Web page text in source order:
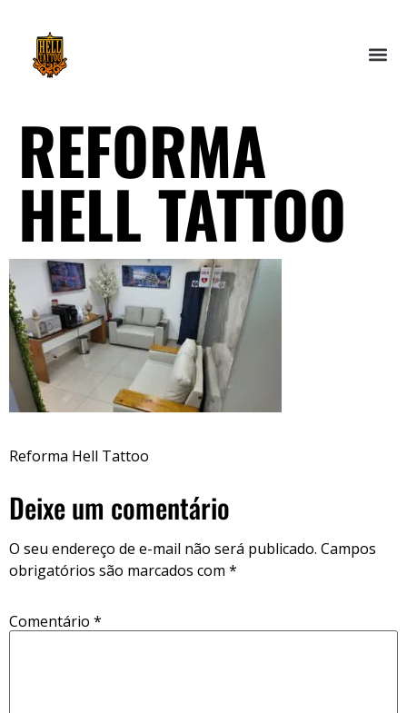
REFORMA
HELL TATTOO
Reforma Hell Tattoo
Deixe um comentário
O seu endereço de e-mail não será publicado. Campos
obrigatórios são marcados com *
Comentário *